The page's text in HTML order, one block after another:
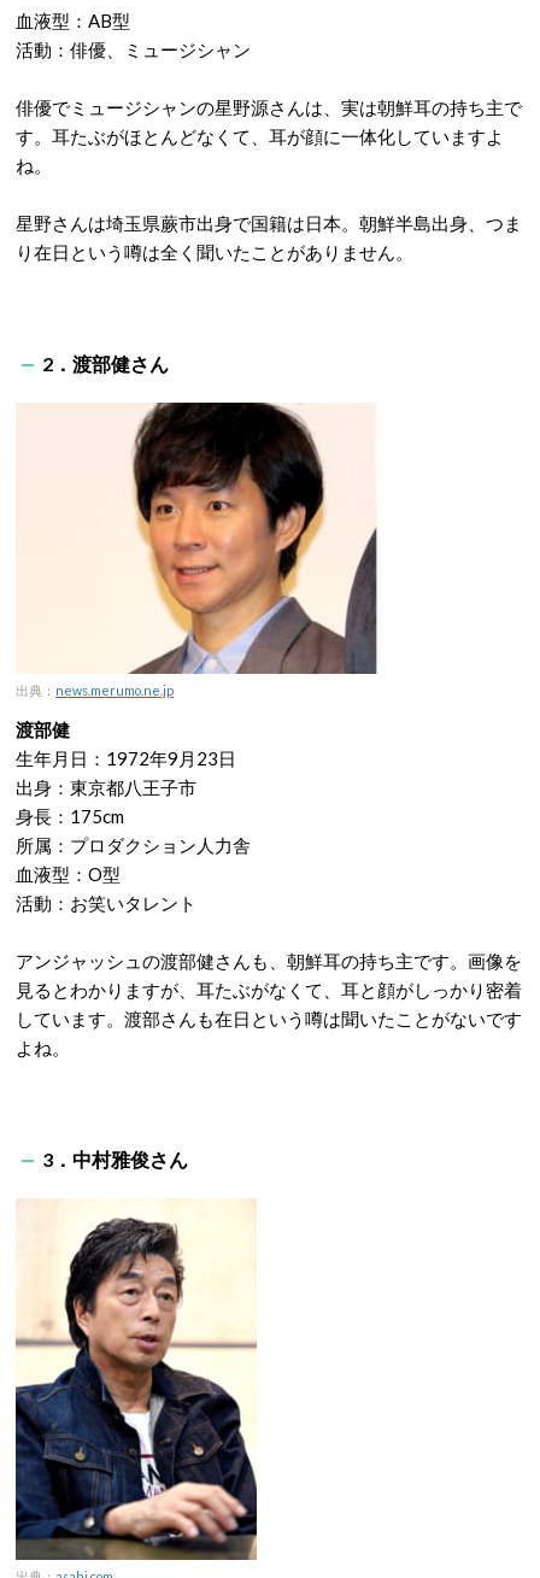
血液型：AB型
活動：俳優、ミュージシャン
俳優でミュージシャンの星野源さんは、実は朝鮮耳の持ち主で
す。耳たぶがほとんどなくて、耳が顔に一体化していますよ
ね。
星野さんは埼玉県蕨市出身で国籍は日本。朝鮮半島出身、つま
り在日という噂は全く聞いたことがありません。
2．渡部健さん
出典： news.merumo.ne.jp
渡部健
生年月日：1972年9月23日
出身：東京都八王子市
身長：175cm
所属：プロダクション人力舎
血液型：O型
活動：お笑いタレント
アンジャッシュの渡部健さんも、朝鮮耳の持ち主です。画像を
見るとわかりますが、耳たぶがなくて、耳と顔がしっかり密着
しています。渡部さんも在日という噂は聞いたことがないです
よね。
3．中村雅俊さん